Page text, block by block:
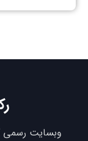
وبسایت رسمی